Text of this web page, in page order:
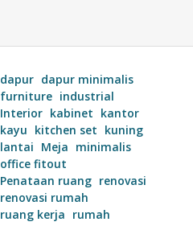
dapur dapur minimalis
furniture industrial
Interior kabinet kantor
kayu kitchen set kuning
lantai Meja minimalis
office fitout
Penataan ruang renovasi
renovasi rumah
ruang kerja rumah